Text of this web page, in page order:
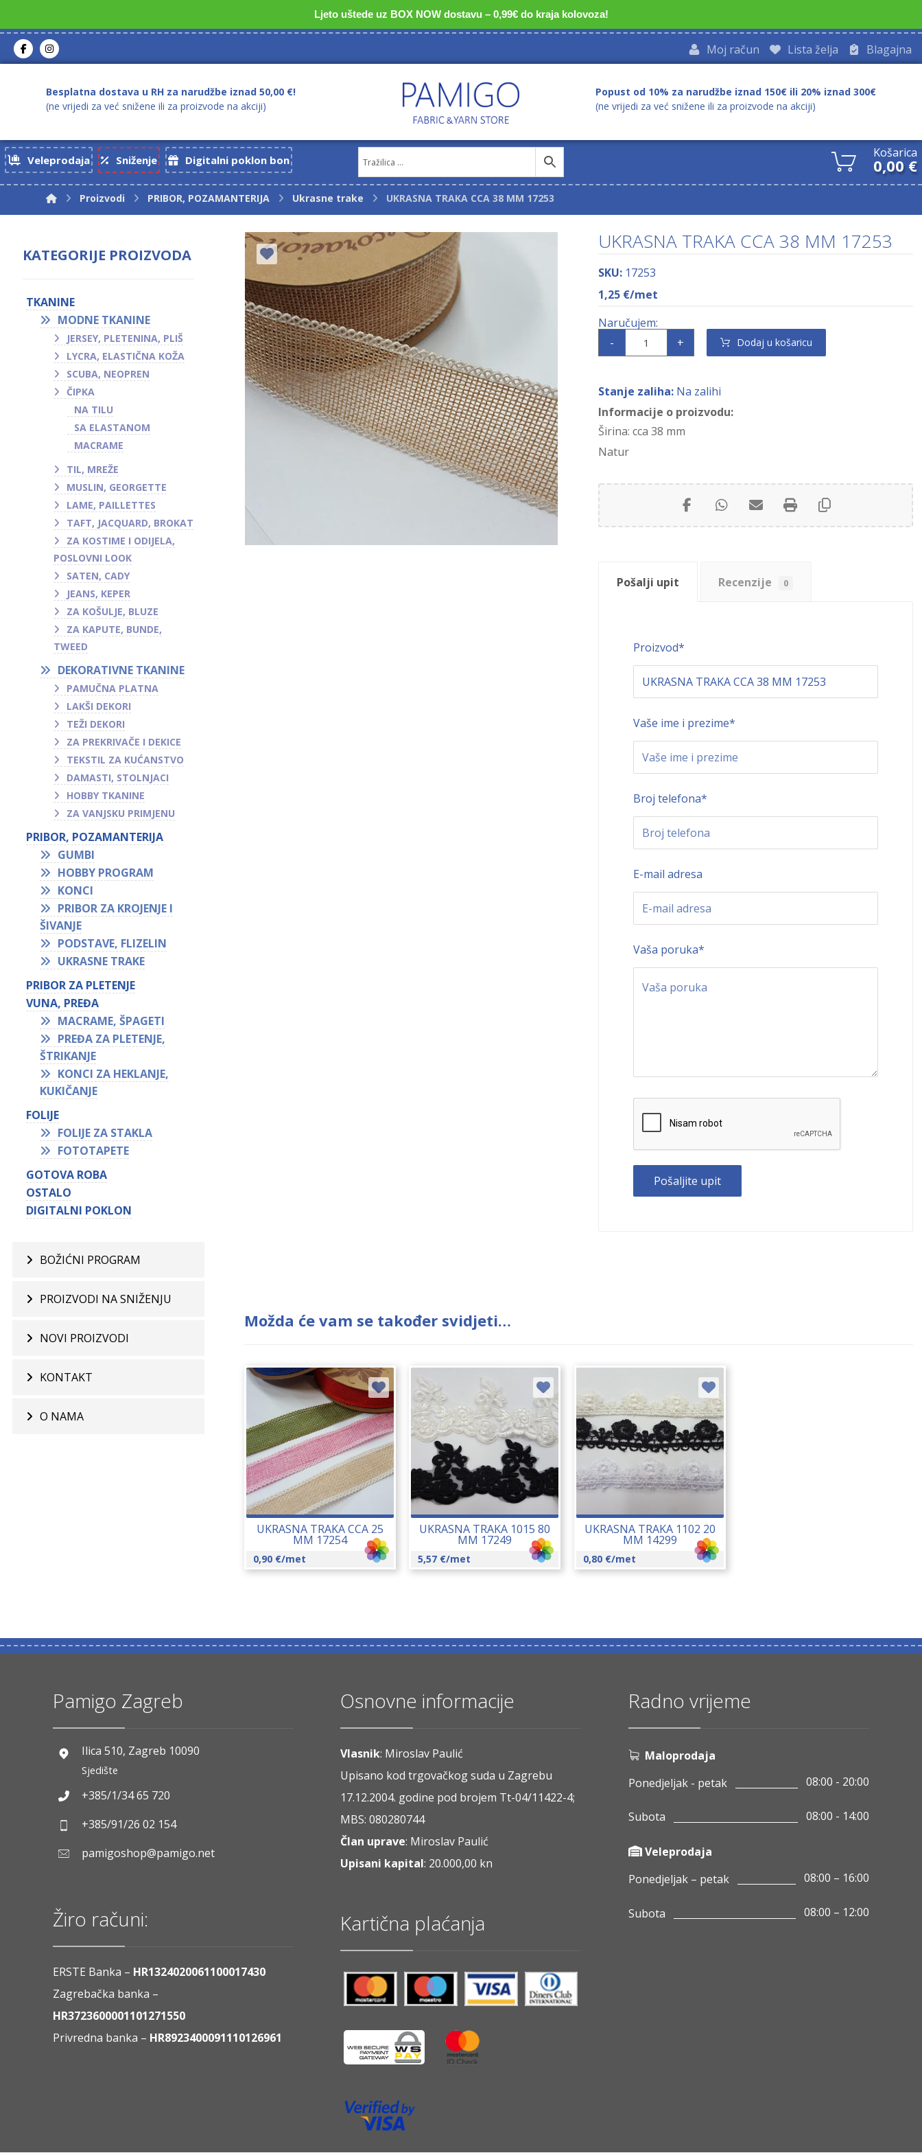
Ljeto uštede uz BOX NOW dostavu – 0,99€ do kraja kolovoza!
Blagajna
Lista želja
Moj račun
Besplatna dostava u RH za narudžbe iznad 50,00 €!
(ne vrijedi za već snižene ili za proizvode na akciji)
Popust od 10% za narudžbe iznad 150€ ili 20% iznad 300€
(ne vrijedi za već snižene ili za proizvode na akciji)
Veleprodaja Sniženje Digitalni poklon bon Košarica
0,00 €
Proizvodi PRIBOR, POZAMANTERIJA Ukrasne trake UKRASNA TRAKA CCA 38 MM 17253
UKRASNA TRAKA CCA 38 MM 17253
SKU: 17253
1,25 €/met
- + Dodaj u košaricu
Stanje zaliha: Na zalihi
Informacije o proizvodu:
Širina: cca 38 mm
Natur
Pošalji upit Recenzije 0
Proizvod*
Vaše ime i prezime*
Broj telefona*
E-mail adresa
Vaša poruka*
Možda će vam se također svidjeti…
UKRASNA TRAKA CCA 25
MM 17254
0,90 €/met
UKRASNA TRAKA 1015 80
MM 17249
5,57 €/met
UKRASNA TRAKA 1102 20
MM 14299
0,80 €/met
KATEGORIJE PROIZVODA
TKANINE
MODNE TKANINE
JERSEY, PLETENINA, PLIŠ
LYCRA, ELASTIČNA KOŽA
SCUBA, NEOPREN
ČIPKA
NA TILU
SA ELASTANOM
MACRAME
TIL, MREŽE
MUSLIN, GEORGETTE
LAME, PAILLETTES
TAFT, JACQUARD, BROKAT
ZA KOSTIME I ODIJELA,
POSLOVNI LOOK
SATEN, CADY
JEANS, KEPER
ZA KOŠULJE, BLUZE
ZA KAPUTE, BUNDE,
TWEED
DEKORATIVNE TKANINE
PAMUČNA PLATNA
LAKŠI DEKORI
TEŽI DEKORI
ZA PREKRIVAČE I DEKICE
TEKSTIL ZA KUĆANSTVO
DAMASTI, STOLNJACI
HOBBY TKANINE
ZA VANJSKU PRIMJENU
PRIBOR, POZAMANTERIJA
GUMBI
HOBBY PROGRAM
KONCI
PRIBOR ZA KROJENJE I
ŠIVANJE
PODSTAVE, FLIZELIN
UKRASNE TRAKE
PRIBOR ZA PLETENJE
VUNA, PREĐA
MACRAME, ŠPAGETI
PREĐA ZA PLETENJE,
ŠTRIKANJE
KONCI ZA HEKLANJE,
KUKIČANJE
FOLIJE
FOLIJE ZA STAKLA
FOTOTAPETE
GOTOVA ROBA
OSTALO
DIGITALNI POKLON
BOŽIĆNI PROGRAM
PROIZVODI NA SNIŽENJU
NOVI PROIZVODI
KONTAKT
O NAMA
Pamigo Zagreb
Ilica 510, Zagreb 10090
Sjedište
+385/1/34 65 720
+385/91/26 02 154
pamigoshop@pamigo.net
Žiro računi:
ERSTE Banka – HR1324020061100017430
Zagrebačka banka –
HR3723600001101271550
Privredna banka – HR8923400091110126961
Osnovne informacije
Vlasnik: Miroslav Paulić
Upisano kod trgovačkog suda u Zagrebu
17.12.2004. godine pod brojem Tt-04/11422-4;
MBS: 080280744
Član uprave: Miroslav Paulić
Upisani kapital: 20.000,00 kn
Kartična plaćanja
Radno vrijeme
Maloprodaja
Ponedjeljak - petak
08:00 - 20:00
Subota 08:00 - 14:00
Veleprodaja
Ponedjeljak – petak
08:00 – 16:00
Subota 08:00 – 12:00